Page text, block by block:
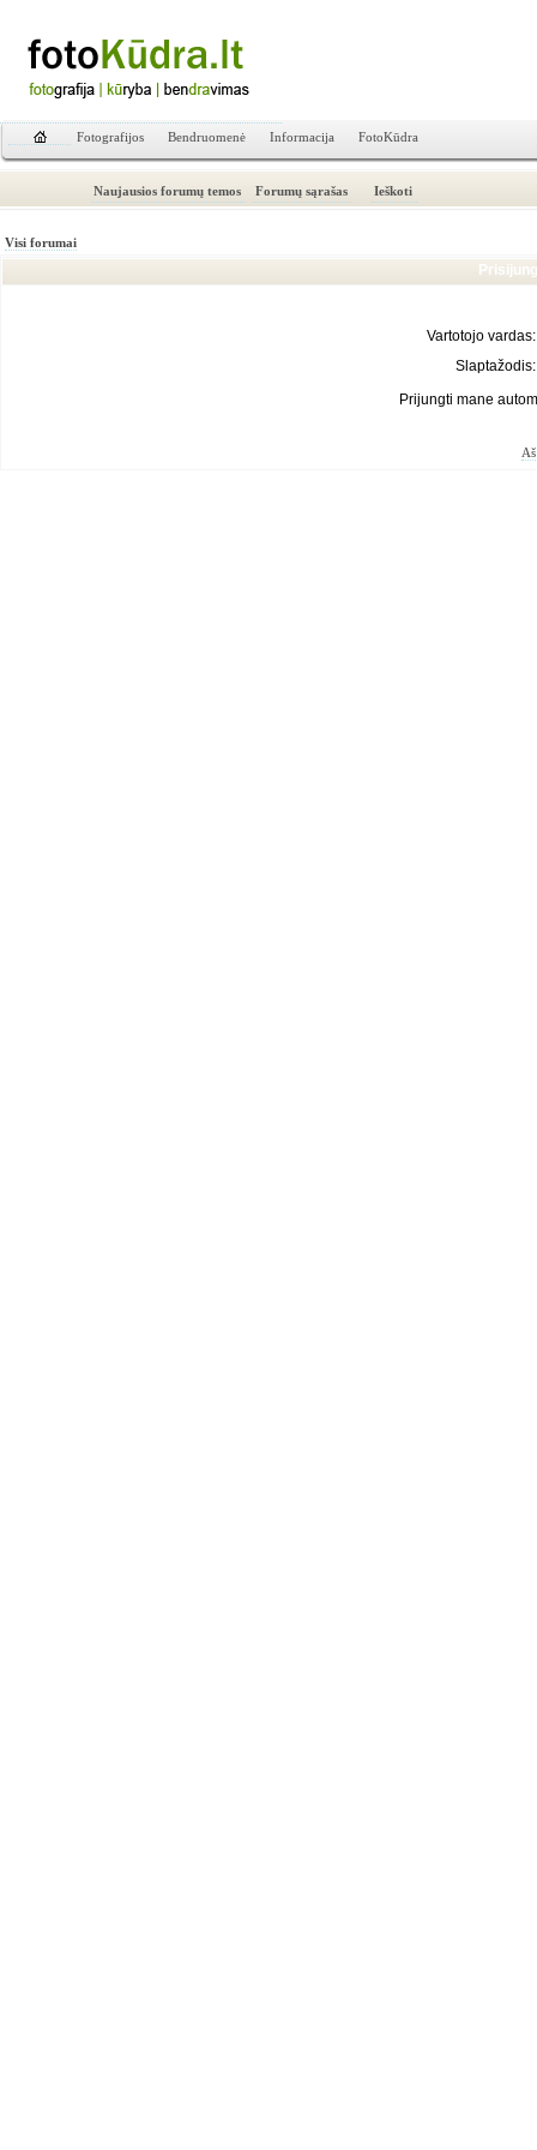
Fotografijos Bendruomenė Informacija FotoKūdra
Naujausios forumų temos Forumų sąrašas Ieškoti
Visi forumai
Vartotojo vardas:
Slaptažodis:
Prijungti mane